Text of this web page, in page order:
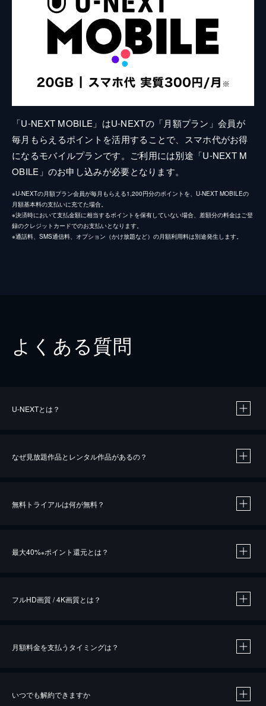
「U-NEXT MOBILE」はU-NEXTの「月額プラン」会員が
毎月もらえるポイントを活用することで、スマホ代がお得
になるモバイルプランです。ご利用には別途「U-NEXT M
OBILE」のお申し込みが必要となります。
※U-NEXTの月額プラン会員が毎月もらえる1,200円分のポイントを、U-NEXT MOBILEの
月額基本料の支払いに充てた場合。
※決済時において支払金額に相当するポイントを保有していない場合、差額分の料金はご登
録のクレジットカードでのお支払いとなります。
※通話料、SMS通信料、オプション（かけ放題など）の月額利用料は別途発生します。
よくある質問
U-NEXTとは？
なぜ見放題作品とレンタル作品があるの？
無料トライアルは何が無料？
最大40%※ポイント還元とは？
※40％ポイント還元の対象は、クレジットカード決済による作品の購入 / レンタルです。
フルHD画質 / 4K画質とは？
月額料金を支払うタイミングは？
いつでも解約できますか